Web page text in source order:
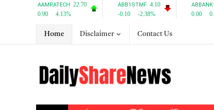
Home Disclaimer Contact Us